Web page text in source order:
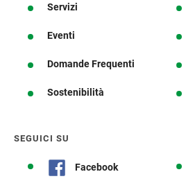
Servizi
Eventi
Domande Frequenti
Sostenibilità
SEGUICI SU
Facebook